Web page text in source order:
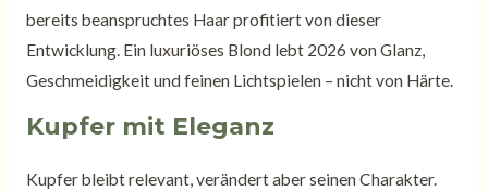
bereits beanspruchtes Haar profitiert von dieser
Entwicklung. Ein luxuriöses Blond lebt 2026 von Glanz,
Geschmeidigkeit und feinen Lichtspielen – nicht von Härte.
Kupfer mit Eleganz
Kupfer bleibt relevant, verändert aber seinen Charakter.